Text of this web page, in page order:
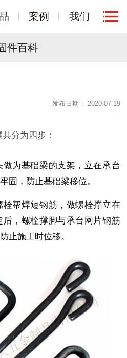
案例 我们
件百科
发布日期： 2020-07-19
分为四步：
为基础梁的支架，立在承台
固，防止基础梁移位。
帮焊短钢筋，做螺栓撑立在
，螺栓撑脚与承台网片钢筋
止施工时位移。